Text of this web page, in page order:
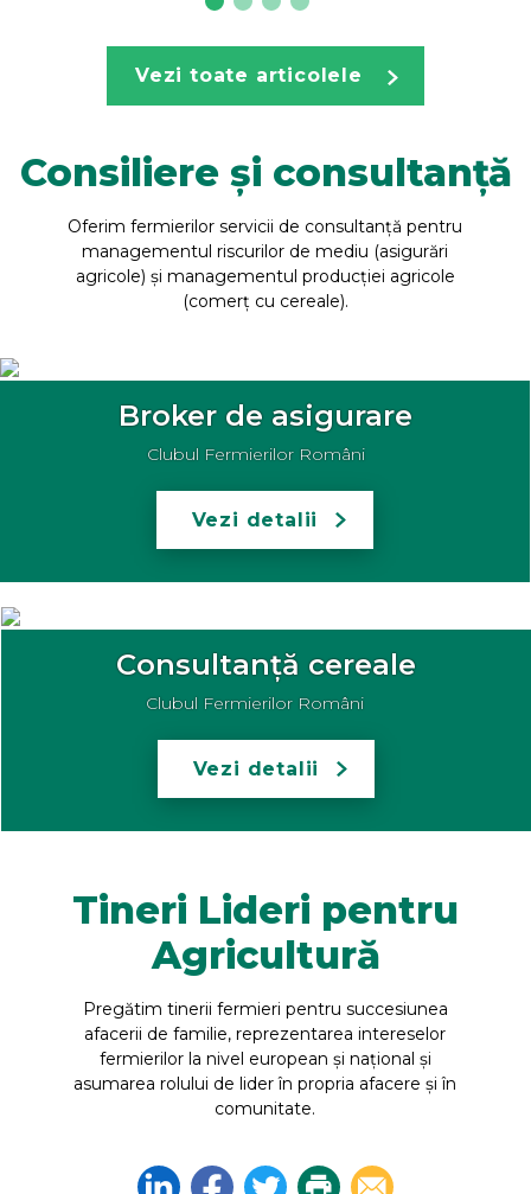
Vezi toate articolele
Consiliere și consultanță
Oferim fermierilor servicii de consultanță pentru
managementul riscurilor de mediu (asigurări
agricole) și managementul producției agricole
(comerț cu cereale).
Broker de asigurare
Clubul Fermierilor Români
Vezi detalii
Consultanță cereale
Clubul Fermierilor Români
Vezi detalii
Tineri Lideri pentru
Agricultură
Pregătim tinerii fermieri pentru succesiunea
afacerii de familie, reprezentarea intereselor
fermierilor la nivel european și național și
asumarea rolului de lider în propria afacere și în
comunitate.
LinkedinFacebook
TwitterPrint Email